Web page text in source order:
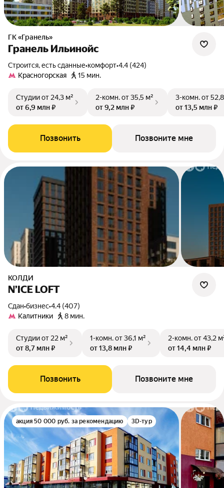
ГК «Гранель»
Гранель Ильинойс
Строится, есть сданные•комфорт•4.4 (424)
Красногорская
15 мин.
Студииот 24,3 м²
от 6,9 млн ₽
2-комн.от 35,5 м²
от 9,2 млн ₽
3-комн.от
от 13,5 млн ₽
Позвонить Позвоните мне
КОЛДИ
N’ICE LOFT
Сдан•бизнес•4.4 (407)
Калитники
8 мин.
Студииот 22 м²
от 8,7 млн ₽
1-комн.от 36,1 м²
от 13,8 млн ₽
2-комн.от 43,2
от 14,4 млн ₽
Позвонить Позвоните мне
акция 50 000 руб. за рекомендацию 3D-тур